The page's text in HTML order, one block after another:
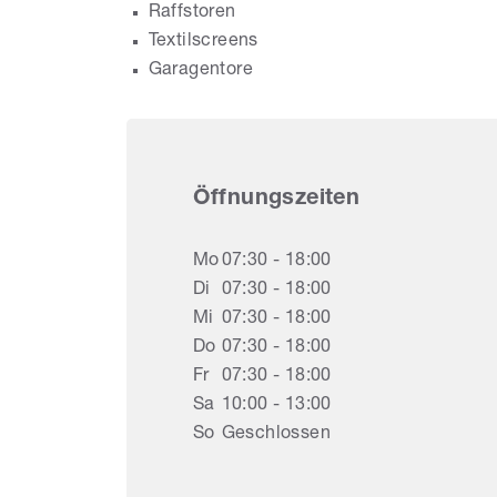
Raffstoren
Textilscreens
Garagentore
Öffnungszeiten
Mo07:30 - 18:00
Di
07:30 - 18:00
Mi 07:30 - 18:00
Do 07:30 - 18:00
Fr
07:30 - 18:00
Sa
10:00 - 13:00
So Geschlossen